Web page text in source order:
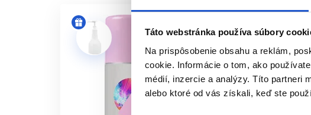
Táto webstránka používa súbory
Na prispôsobenie obsahu a reklám,
cookie. Informácie o tom, ako
médií, inzercie a analýzy. Títo partneri
alebo ktoré od vás získali, keď ste